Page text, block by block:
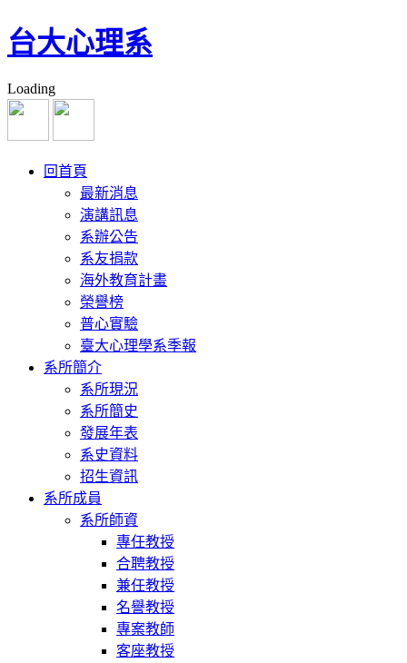
台大心理系
Loading
回首頁
最新消息
演講訊息
系辦公告
系友捐款
海外教育計畫
榮譽榜
普心實驗
臺大心理學系季報
系所簡介
系所現況
系所簡史
發展年表
系史資料
招生資訊
系所成員
系所師資
專任教授
合聘教授
兼任教授
名譽教授
專案教師
客座教授